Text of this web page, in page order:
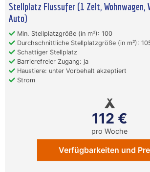
Stellplatz Flussufer (1 Zelt, Wohnwagen,
Auto)
Min. Stellplatzgröße (in m²): 100
Durchschnittliche Stellplatzgröße (in m²):
Schattiger Stellplatz
Barrierefreier Zugang: ja
Haustiere: unter Vorbehalt akzeptiert
Strom
112 €
pro Woche
Verfügbarkeiten und